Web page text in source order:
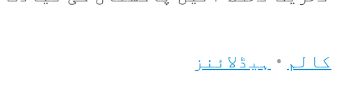
کالم • ہیڈلائنز